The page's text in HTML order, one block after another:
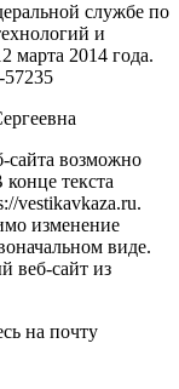
службе по
и
марта 2014 года.
сайта возможно
текста
vestikavkaza.ru.
изменение
виде.
веб-сайт из
на почту